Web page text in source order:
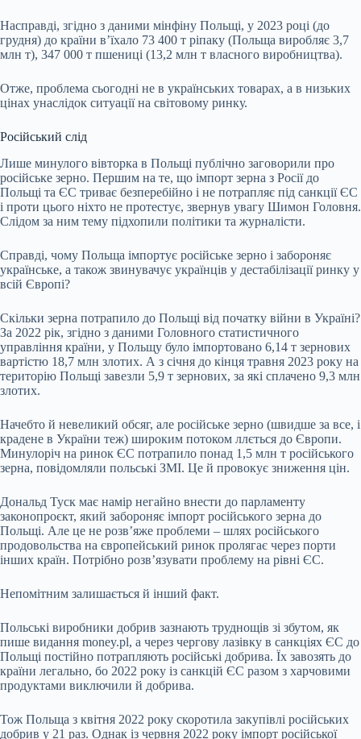
Насправді, згідно з даними мінфіну Польщі, у 2023 році (до
грудня) до країни вʼїхало 73 400 т ріпаку (Польща виробляє 3,7
млн т), 347 000 т пшениці (13,2 млн т власного виробництва).
Отже, проблема сьогодні не в українських товарах, а в низьких
цінах унаслідок ситуації на світовому ринку.
Російський слід
Лише минулого вівторка в Польщі публічно заговорили про
російське зерно. Першим на те, що імпорт зерна з Росії до
Польщі та ЄС триває безперебійно і не потрапляє під санкції ЄС
і проти цього ніхто не протестує, звернув увагу Шимон Головня.
Слідом за ним тему підхопили політики та журналісти.
Справді, чому Польща імпортує російське зерно і забороняє
українське, а також звинувачує українців у дестабілізації ринку у
всій Європі?
Скільки зерна потрапило до Польщі від початку війни в Україні?
За 2022 рік, згідно з даними Головного статистичного
управління країни, у Польщу було імпортовано 6,14 т зернових
вартістю 18,7 млн злотих. А з січня до кінця травня 2023 року на
територію Польщі завезли 5,9 т зернових, за які сплачено 9,3 млн
злотих.
Начебто й невеликий обсяг, але російське зерно (швидше за все, і
крадене в України теж) широким потоком ллється до Європи.
Минулоріч на ринок ЄС потрапило понад 1,5 млн т російського
зерна, повідомляли польські ЗМІ. Це й провокує зниження цін.
Дональд Туск має намір негайно внести до парламенту
законопроєкт, який забороняє імпорт російського зерна до
Польщі. Але це не розвʼяже проблеми – шлях російського
продовольства на європейський ринок пролягає через порти
інших країн. Потрібно розвʼязувати проблему на рівні ЄС.
Непомітним залишається й інший факт.
Польські виробники добрив зазнають труднощів зі збутом, як
пише видання money.pl, а через чергову лазівку в санкціях ЄС до
Польщі постійно потрапляють російські добрива. Їх завозять до
країни легально, бо 2022 року із санкцій ЄС разом з харчовими
продуктами виключили й добрива.
Тож Польща з квітня 2022 року скоротила закупівлі російських
добрив у 21 раз. Однак із червня 2022 року імпорт російської